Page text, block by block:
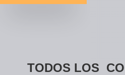
TODOS LOS